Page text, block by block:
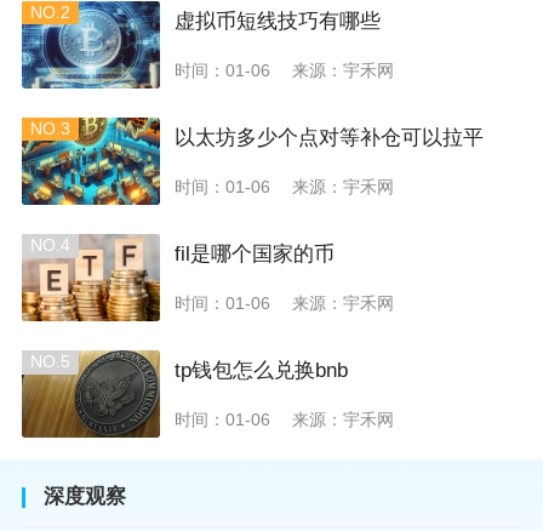
NO.2 虚拟币短线技巧有哪些
时间：01-06 来源：宇禾网
NO.3 以太坊多少个点对等补仓可以拉平
时间：01-06 来源：宇禾网
NO.4 fil是哪个国家的币
时间：01-06 来源：宇禾网
NO.5 tp钱包怎么兑换bnb
时间：01-06 来源：宇禾网
深度观察